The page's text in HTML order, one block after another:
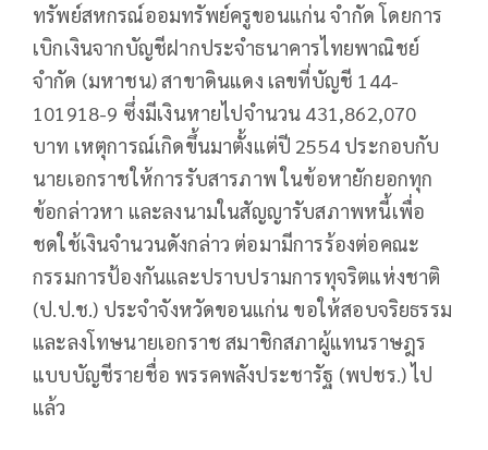
ทรัพย์สหกรณ์ออมทรัพย์ครูขอนแก่น จำกัด โดยการ
เบิกเงินจากบัญชีฝากประจำธนาคารไทยพาณิชย์
จำกัด (มหาชน) สาขาดินแดง เลขที่บัญชี 144-
101918-9 ซึ่งมีเงินหายไปจำนวน 431,862,070
บาท เหตุการณ์เกิดขึ้นมาตั้งแต่ปี 2554 ประกอบกับ
นายเอกราชให้การรับสารภาพ ในข้อหายักยอกทุก
ข้อกล่าวหา และลงนามในสัญญารับสภาพหนี้เพื่อ
ชดใช้เงินจำนวนดังกล่าว ต่อมามีการร้องต่อคณะ
กรรมการป้องกันและปราบปรามการทุจริตแห่งชาติ
(ป.ป.ช.) ประจำจังหวัดขอนแก่น ขอให้สอบจริยธรรม
และลงโทษนายเอกราช สมาชิกสภาผู้แทนราษฎร
แบบบัญชีรายชื่อ พรรคพลังประชารัฐ (พปชร.) ไป
แล้ว